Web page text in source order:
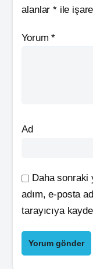
alanlar*ile
Yorum*
Ad
Daha sonraki
adım, e-posta
tarayıcıya